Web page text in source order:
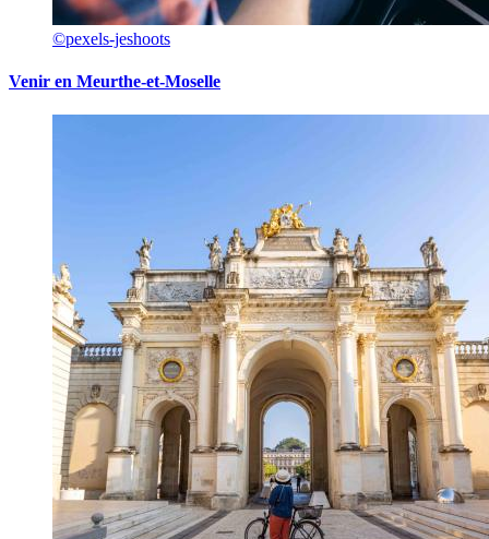
©pexels-jeshoots
Venir en Meurthe-et-Moselle